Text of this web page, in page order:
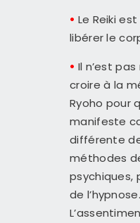
• Le Reiki
libérer le
• Il n’est
croire à la
Ryoho pour
manifeste
différente
méthodes
psychiques,
de l’hypnose.